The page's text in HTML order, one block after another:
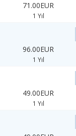
71.00EUR
1 Yıl
96.00EUR
1 Yıl
49.00EUR
1 Yıl